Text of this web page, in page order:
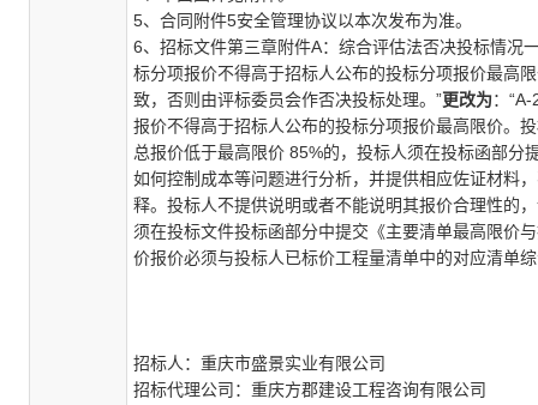
5、 合同附件5安全管理协议以本次发布为准。
6、 招标文件第三章附件A：综合评估法否决投标情况
标分项报价不得高于招标人公布的投标分项报价最高
致， 否则由评标委员会作否决投标处理。 ”更改为：“A-
报价不得高于招标人公布的投标分项报价最高限价。
总报价低于最高限价 85%的，投标人须在投标函部分
如何控制成本等问题进行分析，并提供相应佐证材料
释。投标人不提供说明或者不能说明其报价合理性的
须在投标文件投标函部分中提交《主要清单最高限价
价报价必须与投标人已标价工程量清单中的对应清单
招标人：重庆市盛景实业有限公司
招标代理公司：重庆方郡建设工程咨询有限公司